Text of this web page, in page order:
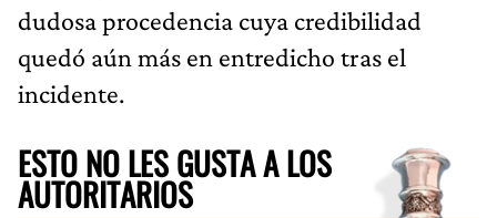
dudosa procedencia cuya credibilidad
quedó aún más en entredicho tras el
incidente.
ESTO NO LES GUSTA A LOS
AUTORITARIOS